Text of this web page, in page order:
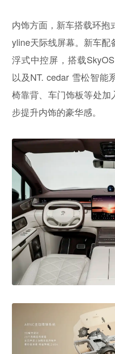
内饰方面，新车搭载环抱
yline天际线屏幕。新车
浮式中控屏，搭载
以及NT. cedar 雪松智能
椅靠背、车门饰板等处
步提升内饰的豪华感。